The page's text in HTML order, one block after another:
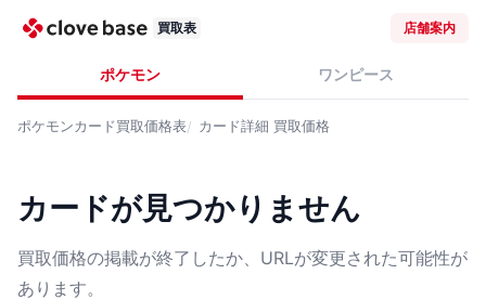
買取表 店舗案内
ポケモン ワンピース
ポケモンカード買取価格表 カード詳細 買取価格
カードが見つかりません
買取価格の掲載が終了したか、URLが変更された可能性が
あります。